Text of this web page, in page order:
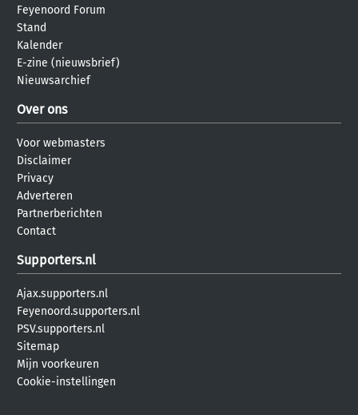
Feyenoord Forum
Stand
Kalender
E-zine (nieuwsbrief)
Nieuwsarchief
Over ons
Voor webmasters
Disclaimer
Privacy
Adverteren
Partnerberichten
Contact
Supporters.nl
Ajax.supporters.nl
Feyenoord.supporters.nl
PSV.supporters.nl
Sitemap
Mijn voorkeuren
Cookie-instellingen